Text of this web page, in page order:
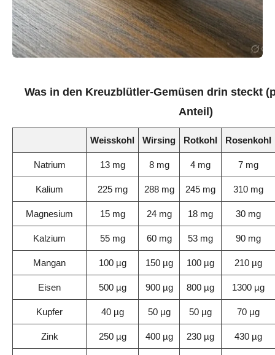
Was in den Kreuzblütler-Gemüsen drin steckt
Anteil)
Weisskohl Wirsing Rotkohl Rosenkohl
Natrium 13 mg 8 mg 4 mg 7 mg
Kalium 225 mg 288 mg 245 mg 310 mg
Magnesium 15 mg 24 mg 18 mg 30 mg
Kalzium 55 mg 60 mg 53 mg 90 mg
Mangan 100 µg 150 µg 100 µg 210 µg
Eisen 500 µg 900 µg 800 µg 1300 µg
Kupfer 40 µg 50 µg 50 µg 70 µg
Zink 250 µg 400 µg 230 µg 430 µg